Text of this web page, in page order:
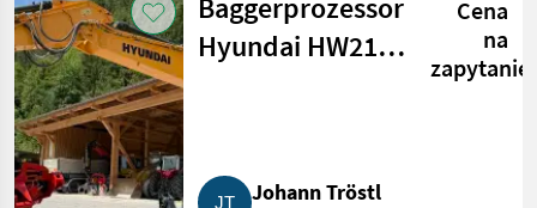
sprzęt leśny i do
obróbki drewna
Baggerprozessor
Hyundai HW210
Cena
na
zapytanie
Johann Tröstl